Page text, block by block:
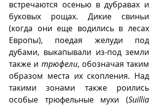
встречаются осенью в дубравах и
буковых рощах. Дикие свиньи
(когда они еще водились в лесах
Европы), поедая желуди под
дубами, выкапывали из-под земли
также и трюфели, обозначая таким
образом места их скопления. Над
такими зонами также роились
особые трюфельные мухи (Suillia